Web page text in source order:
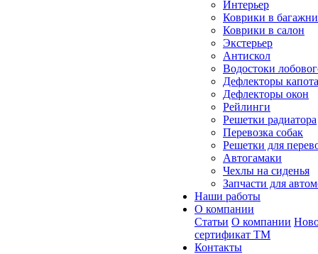
Интерьер
Коврики в
Коврики в салон
Экстерьер
Антискол
Водостоки
Дефлекторы капота
Дефлекторы окон
Рейлинги
Решетки радиатора
Перевозка собак
Решетки для
Автогамаки
Чехлы на сиденья
Запчасти для
Наши работы
О компании
Статьи О компании
сертификат ТМ
Контакты